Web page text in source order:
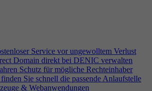
Service vor ungewolltem Verlust
Domain direkt bei DENIC verwalten
Schutz für mögliche Rechteinhaber
Sie schnell die passende Anlaufstelle
& Webanwendungen